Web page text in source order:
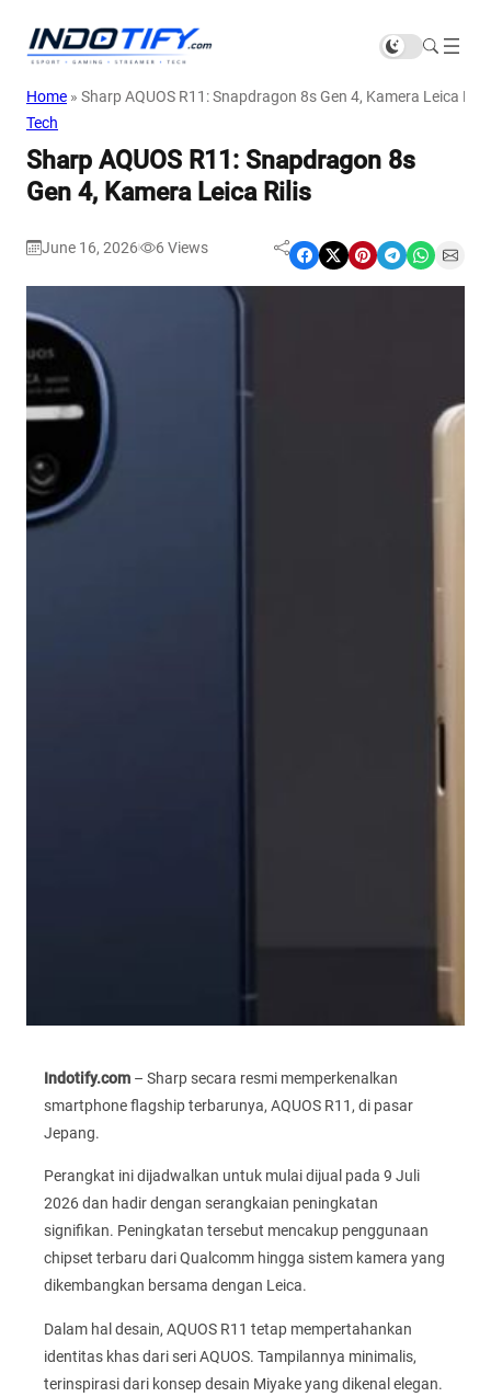
Home » Sharp AQUOS R11: Snapdragon 8s Gen 4, Kamera Leica Rilis
Tech
Sharp AQUOS R11: Snapdragon 8s
Gen 4, Kamera Leica Rilis
June 16, 2026 6 Views Share on Facebook Share on X Share on Pinterest Share on Telegram Share on WhatsApp Share on Email
Indotify.com – Sharp secara resmi memperkenalkan
smartphone flagship terbarunya, AQUOS R11, di pasar
Jepang.
Perangkat ini dijadwalkan untuk mulai dijual pada 9 Juli
2026 dan hadir dengan serangkaian peningkatan
signifikan. Peningkatan tersebut mencakup penggunaan
chipset terbaru dari Qualcomm hingga sistem kamera yang
dikembangkan bersama dengan Leica.
Dalam hal desain, AQUOS R11 tetap mempertahankan
identitas khas dari seri AQUOS. Tampilannya minimalis,
terinspirasi dari konsep desain Miyake yang dikenal elegan.